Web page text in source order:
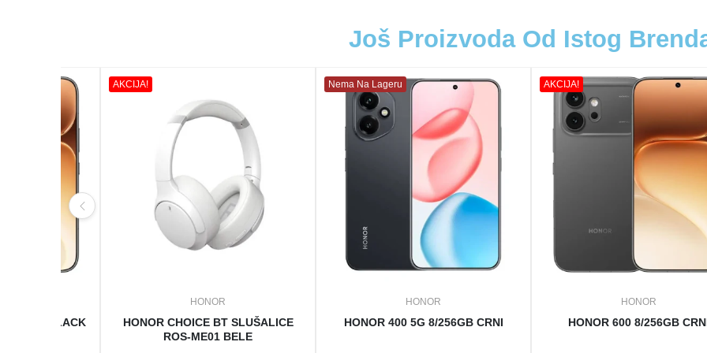
Još Proizvoda Od Istog
512GB BLACK
AKCIJA!
HONOR
HONOR CHOICE BT SLUŠALICE
ROS-ME01 BELE
Nema Na Lageru
HONOR
HONOR 400 5G 8/256GB CRNI
AKCIJA!
HONOR
HONOR 600 8/256GB